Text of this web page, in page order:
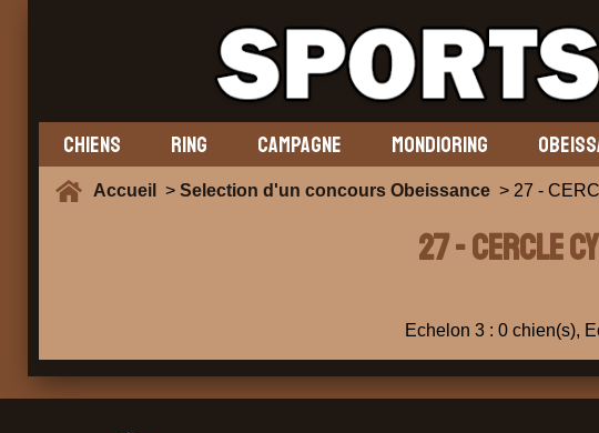
CHIENS RING CAMPAGNE MONDIORING
Accueil > Selection d'un concours Obeissance > 27 -
27 - CERCLE
Echelon 3 : 0 chien(s),